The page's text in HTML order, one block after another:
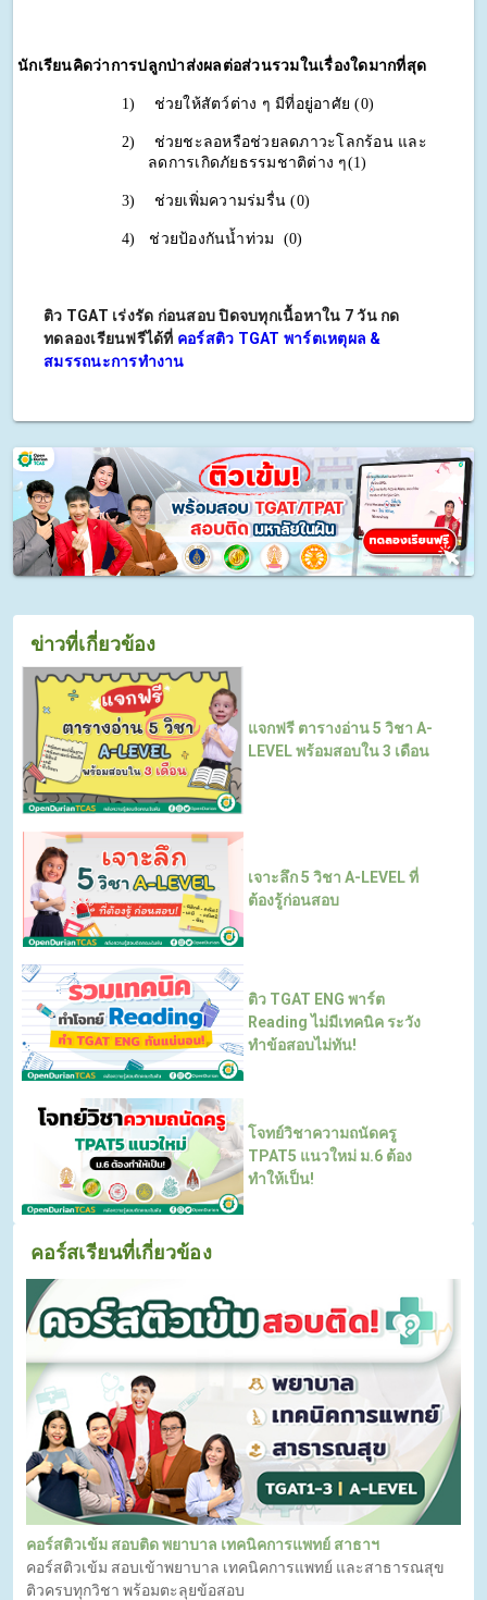
นักเรียนคิดว่าการปลูกป่าส่งผลต่อส่วนรวมในเรื่องใดมากที่สุด
1) ช่วยให้สัตว์ต่าง ๆ มีที่อยู่อาศัย (0)
2)
ช่วยชะลอหรือช่วยลดภาวะโลกร้อน และ
ลดการเกิดภัยธรรมชาติต่าง ๆ(1)
3) ช่วยเพิ่มความร่มรื่น (0)
4) ช่วยป้องกันน้ำท่วม  (0)
ติว TGAT เร่งรัด ก่อนสอบ ปิดจบทุกเนื้อหาใน 7 วัน กด
ทดลองเรียนฟรีได้ที่ คอร์สติว TGAT พาร์ตเหตุผล &
สมรรถนะการทำงาน
ข่าวที่เกี่ยวข้อง
แจกฟรี ตารางอ่าน 5 วิชา A-
LEVEL พร้อมสอบใน 3 เดือน
เจาะลึก 5 วิชา A-LEVEL ที่
ต้องรู้ก่อนสอบ
ติว TGAT ENG พาร์ต
Reading ไม่มีเทคนิค ระวัง
ทำข้อสอบไม่ทัน!
โจทย์วิชาความถนัดครู
TPAT5 แนวใหม่ ม.6 ต้อง
ทำให้เป็น!
คอร์สเรียนที่เกี่ยวข้อง
คอร์สติวเข้ม สอบติด พยาบาล เทคนิคการแพทย์ สาธาฯ
คอร์สติวเข้ม สอบเข้าพยาบาล เทคนิคการแพทย์ และสาธารณสุข
ติวครบทุกวิชา พร้อมตะลุยข้อสอบ